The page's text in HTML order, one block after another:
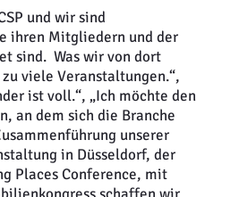
und wir sind
ihren Mitgliedern und der
sind. Was wir von dort
viele Veranstaltungen.“,
ist voll.“, „Ich möchte den
an dem sich die Branche
unserer
in Düsseldorf, der
Places Conference, mit